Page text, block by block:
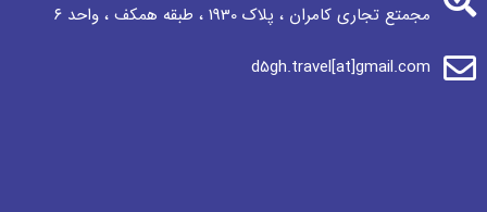
مجمتع تجاری كامران ، پلاک 1930 ، طبقه همکف ، واحد ٦
d5gh.travel[at]gmail.com